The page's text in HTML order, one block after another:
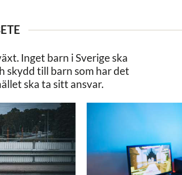
Inget barn i Sverige ska
skydd till barn som har det
ska ta sitt ansvar.